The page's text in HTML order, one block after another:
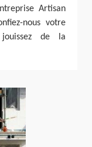
Artisan
nous votre
de la